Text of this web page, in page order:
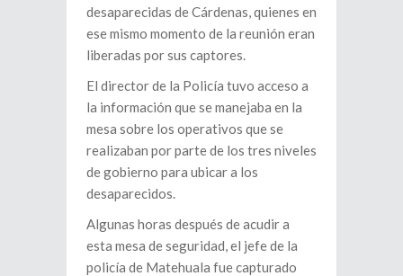
desaparecidas de Cárdenas, quienes en
ese mismo momento de la reunión eran
liberadas por sus captores.
El director de la Policía tuvo acceso a
la información que se manejaba en la
mesa sobre los operativos que se
realizaban por parte de los tres niveles
de gobierno para ubicar a los
desaparecidos.
Algunas horas después de acudir a
esta mesa de seguridad, el jefe de la
policía de Matehuala fue capturado